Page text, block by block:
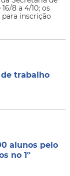
8 a 4/10; os
inscrição
trabalho
alunos pelo
no 1º